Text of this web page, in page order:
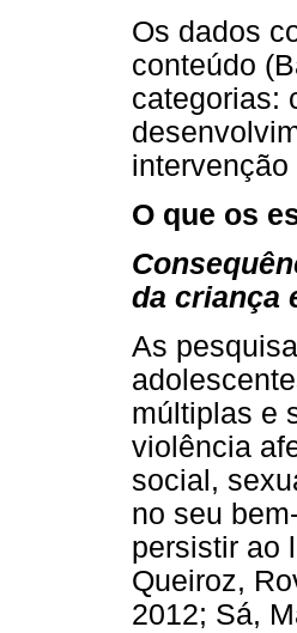
Os dados
conteúdo
categorias:
O que os
da criança
As
múltiplas e
violência
social,
no seu
persistir ao
Queiroz,
2012; Sá,